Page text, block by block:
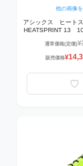
他の画像
アシックス ヒート
HEATSPRINT 13
BURST/WHITE 【
1500m/ハードル
通常価格(定価)¥
販売価格¥